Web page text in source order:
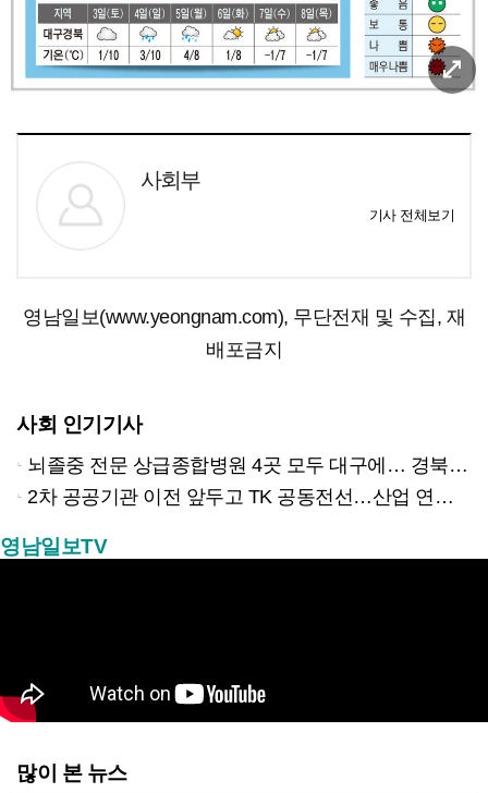
사회부
기사 전체보기
영남일보(www.yeongnam.com), 무단전재 및 수집, 재
배포금지
사회 인기기사
뇌졸중 전문 상급종합병원 4곳 모두 대구에… 경북은 골든타임 사각지대
2차 공공기관 이전 앞두고 TK 공동전선…산업 연계형 유치 승부수
영남일보TV
많이 본 뉴스